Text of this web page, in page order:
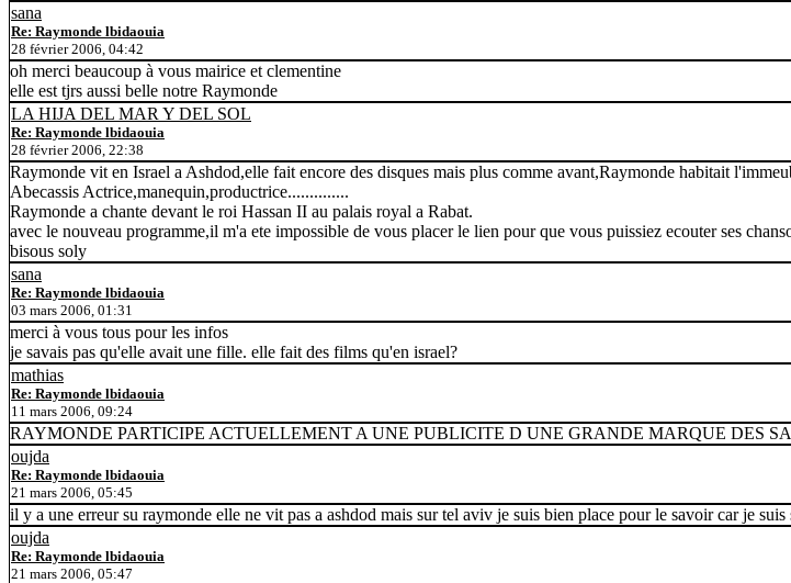
sana
Re: Raymonde lbidaouia
28 février 2006, 04:42
oh merci beaucoup à vous mairice et clementine
elle est tjrs aussi belle notre Raymonde
LA HIJA DEL MAR Y DEL SOL
Re: Raymonde lbidaouia
28 février 2006, 22:38
Raymonde vit en Israel a Ashdod,elle fait encore des disques mais plus comme avant,Raymonde habitait
Abecassis Actrice,manequin,productrice..............
Raymonde a chante devant le roi Hassan II au palais royal a Rabat.
avec le nouveau programme,il m'a ete impossible de vous placer le lien pour que vous puissiez ecouter ses
bisous soly
sana
Re: Raymonde lbidaouia
03 mars 2006, 01:31
merci à vous tous pour les infos
je savais pas qu'elle avait une fille. elle fait des films qu'en israel?
mathias
Re: Raymonde lbidaouia
11 mars 2006, 09:24
RAYMONDE PARTICIPE ACTUELLEMENT A UNE PUBLICITE D UNE GRANDE MARQUE DES
oujda
Re: Raymonde lbidaouia
21 mars 2006, 05:45
il y a une erreur su raymonde elle ne vit pas a ashdod mais sur tel aviv je suis bien place pour le savoir car je
oujda
Re: Raymonde lbidaouia
21 mars 2006, 05:47